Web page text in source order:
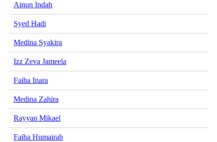
Ainun Indah
Syed Hadi
Medina Syakira
Izz Zeva Jameela
Faiha Inara
Medina Zahira
Rayyan Mikael
Faiha Humairah